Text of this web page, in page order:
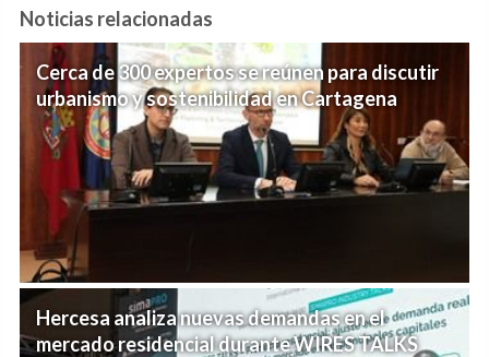
Noticias relacionadas
Cerca de 300 expertos se reúnen para discutir
urbanismo y sostenibilidad en Cartagena
Hercesa analiza nuevas demandas en el
mercado residencial durante WIRES TALKS